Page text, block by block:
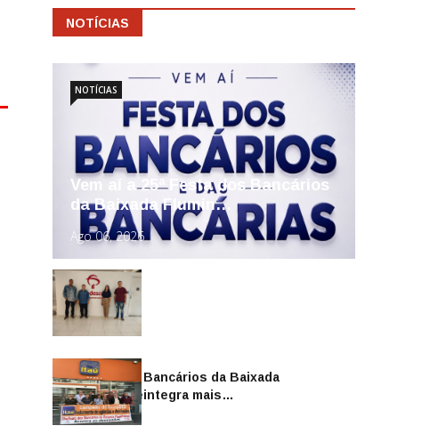
NOTÍCIAS
Vem aí a 25ª Festa dos Bancários
da Baixada Flumin…
Ago 06, 2026
NOTÍCIAS
Sindicato dos Bancários da Baixada
Fluminense reintegra mais…
Jul 14, 2026